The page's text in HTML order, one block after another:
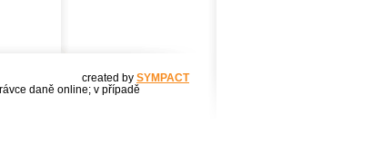
created by SYMPACT
daně online; v případě